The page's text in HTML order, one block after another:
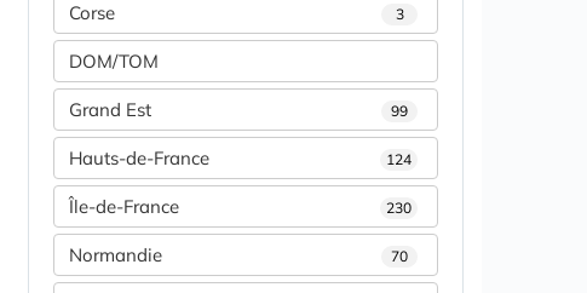
Corse 3
DOM/TOM
Grand Est 99
Hauts-de-France 124
Île-de-France 230
Normandie 70